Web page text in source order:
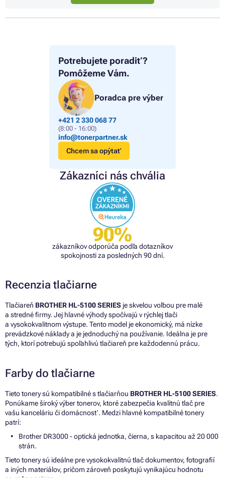
Potrebujete poradiť?
Pomôžeme Vám.
Poradca pre výber
+421 2 330 068 77
(8:00 - 16:00)
info@tonerpartner.sk
Chcem sa opýtať
Zákazníci nás chvália
90%
zákazníkov odporúča podľa dotazníkov
spokojnosti za posledných 90 dní.
Recenzia tlačiarne
Tlačiareň BROTHER HL-5100 SERIES je skvelou voľbou pre malé
a stredné firmy. Jej hlavné výhody spočívajú v rýchlej tlači
a vysokokvalitnom výstupe. Tento model je ekonomický, má nízke
prevádzkové náklady a je jednoduchý na používanie. Ideálna je pre
tých, ktorí potrebujú spoľahlivú tlačiareň pre každodennú prácu.
Farby do tlačiarne
Tieto tonery sú kompatibilné s tlačiarňou BROTHER HL-5100 SERIES.
Ponúkame široký výber tonerov, ktoré zabezpečia kvalitnú tlač pre
vašu kanceláriu či domácnosť. Medzi hlavné kompatibilné tonery
patrí:
Brother DR3000 - optická jednotka, čierna, s kapacitou až 20 000
strán.
Tieto tonery sú ideálne pre vysokokvalitnú tlač dokumentov, fotografií
a iných materiálov, pričom zároveň poskytujú vynikajúcu hodnotu